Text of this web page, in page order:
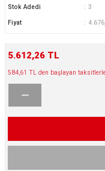
Stok Adedi 3
Fiyat
5.612,26 TL
584,61 TL den başlayan